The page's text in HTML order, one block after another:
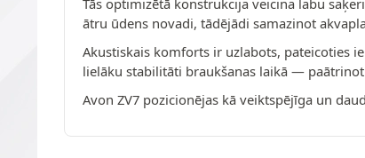
Tās optimizētā konstrukcija veicina labu
ātru ūdens novadi, tādējādi samazinot
Akustiskais komforts ir uzlabots, pateicoties
lielāku stabilitāti braukšanas laikā —
Avon ZV7 pozicionējas kā veiktspējīga un